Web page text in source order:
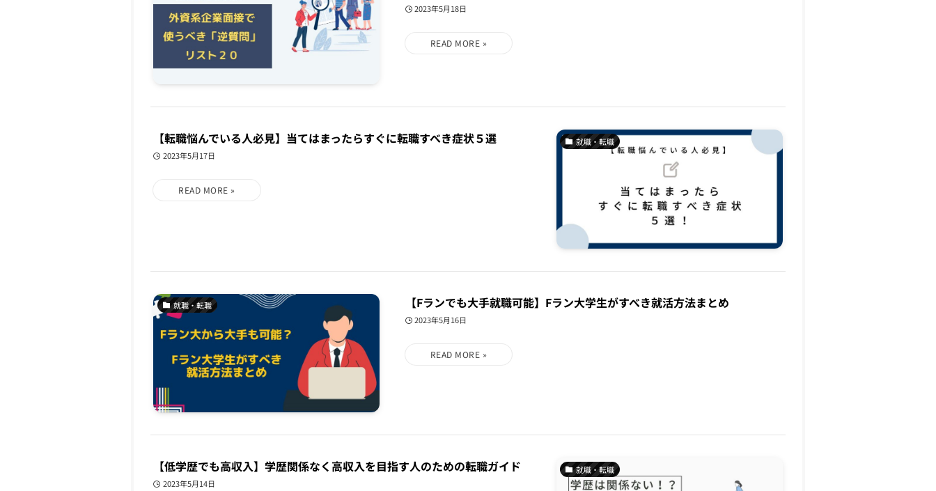
2023年5月18日
就職・転職
【転職悩んでいる人必見】当てはまったらすぐに転職すべき症状５選
2023年5月17日
就職・転職 【Fランでも大手就職可能】Fラン大学生がすべき就活方法まとめ
2023年5月16日
就職・転職
【低学歴でも高収入】学歴関係なく高収入を目指す人のための転職ガイド
2023年5月14日